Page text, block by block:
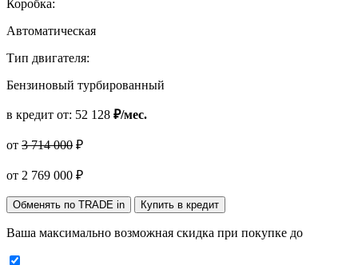
Коробка:
Автоматическая
Тип двигателя:
Бензиновый турбированный
в кредит от: 52 128 ₽/мес.
от 3 714 000 ₽
от 2 769 000 ₽
Обменять по TRADE in Купить в кредит
Ваша максимально возможная скидка при покупке до